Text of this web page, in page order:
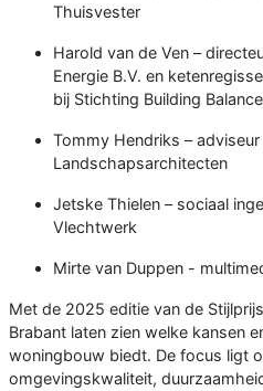
Thuisvester
Harold van de Ven –
Energie B.V. en
bij Stichting Building Balance
Tommy Hendriks –
Landschapsarchitecten
Jetske Thielen – sociaal
Vlechtwerk
Mirte van Duppen -
Met de 2025 editie van de
Brabant laten zien welke kansen
woningbouw biedt. De focus ligt
omgevingskwaliteit,